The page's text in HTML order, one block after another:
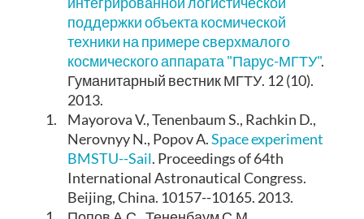
поддержки объекта космической
техники на примере сверхмалого
космического аппарата "Парус-МГТУ".
Гуманитарный вестник МГТУ. 12 (10).
2013.
1.
Mayorova V., Tenenbaum S., Rachkin D.,
Nerovnyy N., Popov A.Space experiment
BMSTU--Sail. Proceedings of 64th
International Astronautical Congress.
Beijing, China. 10157--10165. 2013.